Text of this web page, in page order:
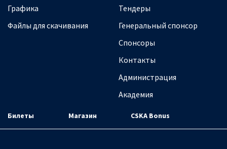
Графика
Файлы для скачивания
Тендеры
Генеральный спонсор
Спонсоры
Контакты
Администрация
Академия
Билеты Магазин CSKA Bonus